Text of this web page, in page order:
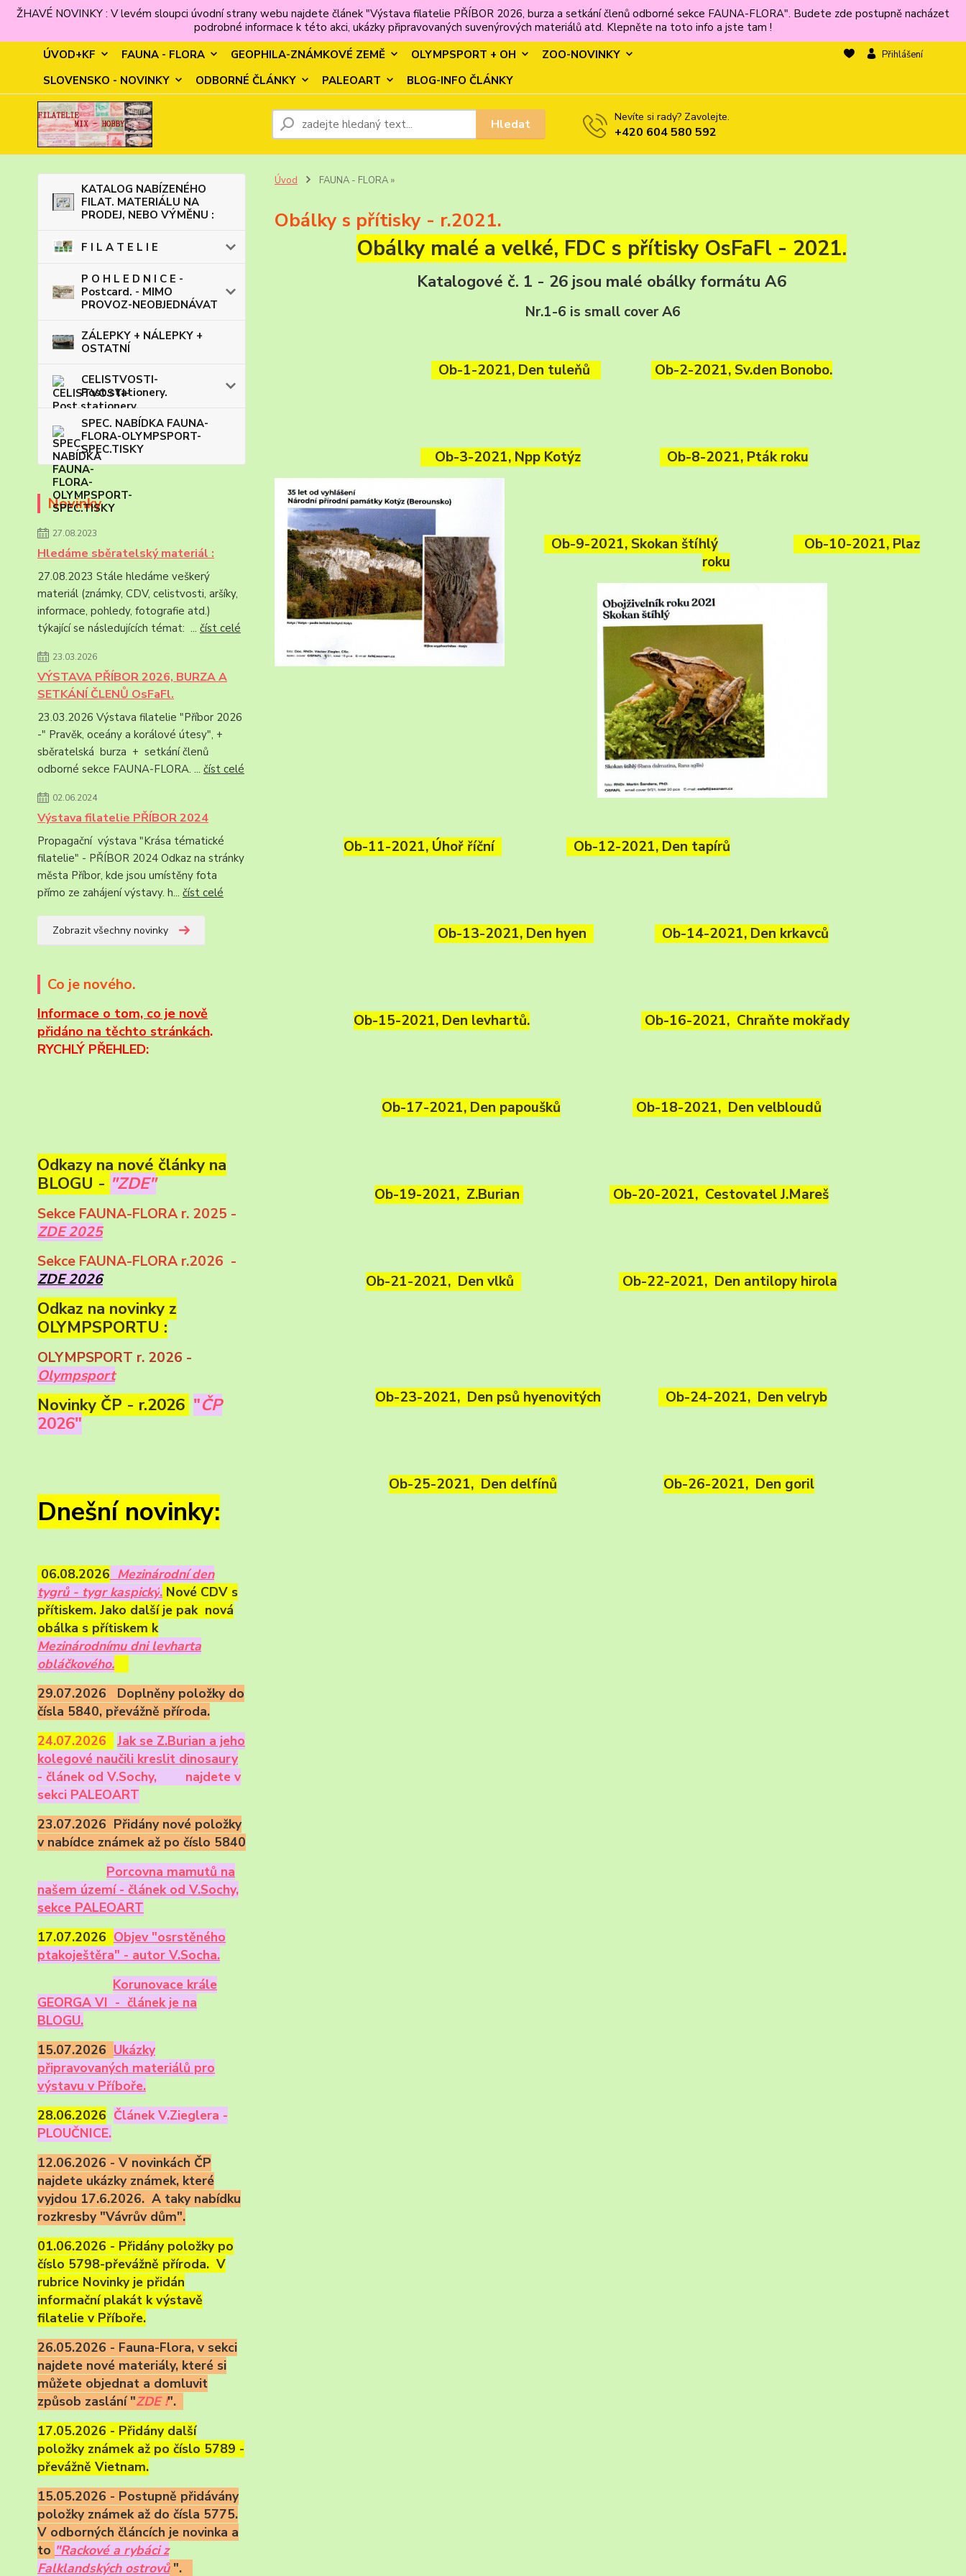
ŽHAVÉ NOVINKY : V levém sloupci úvodní strany webu najdete článek "Výstava filatelie PŘÍBOR 2026, burza a setkání členů odborné sekce FAUNA-FLORA". Budete zde postupně nacházet
podrobné informace k této akci, ukázky připravovaných suvenýrových materiálů atd. Klepněte na toto info a jste tam !
ÚVOD+KF
FAUNA - FLORA GEOPHILA-ZNÁMKOVÉ ZEMĚ OLYMPSPORT + OH
ZOO-NOVINKY
SLOVENSKO - NOVINKY
ODBORNÉ ČLÁNKY PALEOART BLOG-INFO ČLÁNKY
Přihlášení
Hledat Nevíte si rady? Zavolejte.
+420 604 580 592
KATALOG NABÍZENÉHO
FILAT. MATERIÁLU NA
PRODEJ, NEBO VÝMĚNU :
F I L A T E L I E
P O H L E D N I C E -
Postcard. - MIMO
PROVOZ-NEOBJEDNÁVAT
ZÁLEPKY + NÁLEPKY +
OSTATNÍ
CELISTVOSTI-
Post.stationery.
SPEC. NABÍDKA FAUNA-
FLORA-OLYMPSPORT-
SPEC.TISKY
Novinky
27.08.2023
Hledáme sběratelský materiál :
27.08.2023 Stále hledáme veškerý
materiál (známky, CDV, celistvosti, aršíky,
informace, pohledy, fotografie atd.)
týkající se následujících témat: ... číst celé
23.03.2026
VÝSTAVA PŘÍBOR 2026, BURZA A
SETKÁNÍ ČLENŮ OsFaFl.
23.03.2026 Výstava filatelie "Příbor 2026
-" Pravěk, oceány a korálové útesy", +
sběratelská burza + setkání členů
odborné sekce FAUNA-FLORA. ... číst celé
02.06.2024
Výstava filatelie PŘÍBOR 2024
Propagační výstava "Krása tématické
filatelie" - PŘÍBOR 2024 Odkaz na stránky
města Příbor, kde jsou umístěny fota
přímo ze zahájení výstavy. h... číst celé
Zobrazit všechny novinky
Co je nového.
Informace o tom, co je nově
přidáno na těchto stránkách.
RYCHLÝ PŘEHLED:
Odkazy na nové články na
BLOGU - "ZDE"
Sekce FAUNA-FLORA r. 2025 -
ZDE 2025
Sekce FAUNA-FLORA r.2026 -
ZDE 2026
Odkaz na novinky z
OLYMPSPORTU :
OLYMPSPORT r. 2026 -
Olympsport
Novinky ČP - r.2026 "ČP
2026"
Dnešní novinky:
06.08.2026 Mezinárodní den
tygrů - tygr kaspický. Nové CDV s
přítiskem. Jako další je pak nová
obálka s přítiskem k
Mezinárodnímu dni levharta
obláčkového.
29.07.2026 Doplněny položky do
čísla 5840, převážně příroda.
24.07.2026
Jak se Z.Burian a jeho
kolegové naučili kreslit dinosaury
- článek od V.Sochy,
najdete v
sekci PALEOART
23.07.2026 Přidány nové položky
v nabídce známek až po číslo 5840
Porcovna mamutů na
našem území - článek od V.Sochy,
sekce PALEOART
17.07.2026 Objev "osrstěného
ptakoještěra" - autor V.Socha.
Korunovace krále
GEORGA VI - článek je na
BLOGU.
15.07.2026 Ukázky
připravovaných materiálů pro
výstavu v Příboře.
28.06.2026 Článek V.Zieglera -
PLOUČNICE.
12.06.2026 - V novinkách ČP
najdete ukázky známek, které
vyjdou 17.6.2026. A taky nabídku
rozkresby "Vávrův dům".
01.06.2026 - Přidány položky po
číslo 5798-převážně příroda. V
rubrice Novinky je přidán
informační plakát k výstavě
filatelie v Příboře.
26.05.2026 - Fauna-Flora, v sekci
najdete nové materiály, které si
můžete objednat a domluvit
způsob zaslání "ZDE !".
17.05.2026 - Přidány další
položky známek až po číslo 5789 -
převážně Vietnam.
15.05.2026 - Postupně přidávány
položky známek až do čísla 5775.
V odborných článcích je novinka a
to "Rackové a rybáci z
Falklandských ostrovů".
Úvod FAUNA - FLORA »
Obálky s přítisky - r.2021.
Obálky malé a velké, FDC s přítisky OsFaFl - 2021.
Katalogové č. 1 - 26 jsou malé obálky formátu A6
Nr.1-6 is small cover A6
Ob-1-2021, Den tuleňů Ob-2-2021, Sv.den Bonobo.
Ob-3-2021, Npp Kotýz Ob-8-2021, Pták roku
Ob-9-2021, Skokan štíhlý
Ob-10-2021, Plaz
roku
Ob-11-2021, Úhoř říční Ob-12-2021, Den tapírů
Ob-13-2021, Den hyen Ob-14-2021, Den krkavců
Ob-15-2021, Den levhartů. Ob-16-2021, Chraňte mokřady
Ob-17-2021, Den papoušků Ob-18-2021, Den velbloudů
Ob-19-2021, Z.Burian Ob-20-2021, Cestovatel J.Mareš
Ob-21-2021, Den vlků Ob-22-2021, Den antilopy hirola
Ob-23-2021, Den psů hyenovitých Ob-24-2021, Den velryb
Ob-25-2021, Den delfínů Ob-26-2021, Den goril